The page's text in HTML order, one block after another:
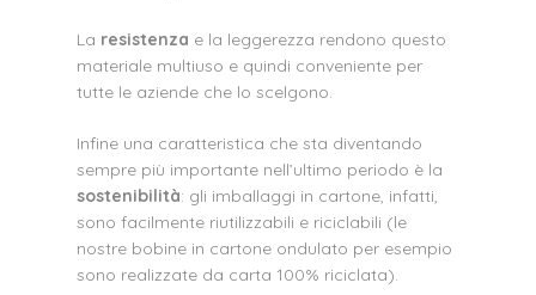
La resistenza e la leggerezza rendono questo
materiale multiuso e quindi conveniente per
tutte le aziende che lo scelgono.
Infine una caratteristica che sta diventando
sempre più importante nell’ultimo periodo è la
sostenibilità: gli imballaggi in cartone, infatti,
sono facilmente riutilizzabili e riciclabili (le
nostre bobine in cartone ondulato per esempio
sono realizzate da carta 100% riciclata).